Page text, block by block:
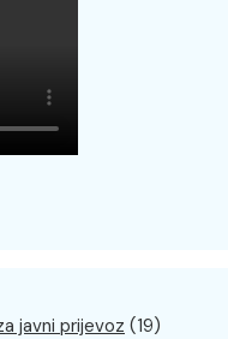
javni prijevoz (19)